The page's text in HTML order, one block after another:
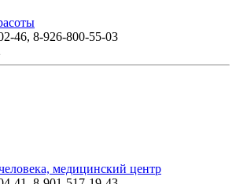
46, 8-926-800-55-03
медицинский центр